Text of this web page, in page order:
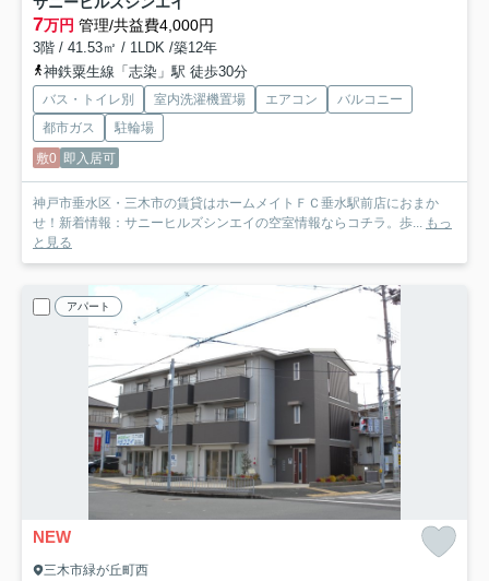
7万円 管理/共益費4,000円
3階 / 41.53㎡ / 1LDK /築12年
神鉄粟生線「志染」駅 徒歩30分
バス・トイレ別 室内洗濯機置場 エアコン
バルコニー
都市ガス
駐輪場
敷0 即入居可
神戸市垂水区・三木市の賃貸はホームメイトＦＣ垂水駅前店におまか
せ！新着情報：サニーヒルズシンエイの空室情報ならコチラ。歩... もっ
と見る
アパート
NEW
三木市緑が丘町西